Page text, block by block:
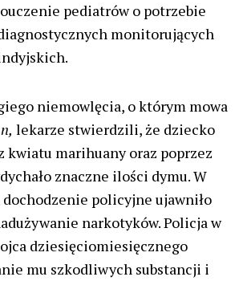
pediatrów o potrzebie
monitorujących
niemowlęcia, o którym mowa
lekarze stwierdzili, że dziecko
kwiatu marihuany oraz poprzez
znaczne ilości dymu. W
dochodzenie policyjne ujawniło
narkotyków. Policja w
dziesięciomiesięcznego
mu szkodliwych substancji i